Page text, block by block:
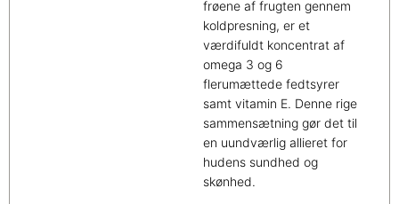
frøene af frugten gennem
koldpresning, er et
værdifuldt koncentrat af
omega 3 og 6
flerumættede fedtsyrer
samt vitamin E. Denne rige
sammensætning gør det til
en uundværlig allieret for
hudens sundhed og
skønhed.